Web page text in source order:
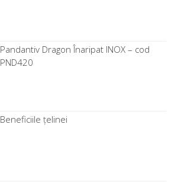
Pandantiv Dragon Înaripat INOX – cod
PND420
Beneficiile țelinei